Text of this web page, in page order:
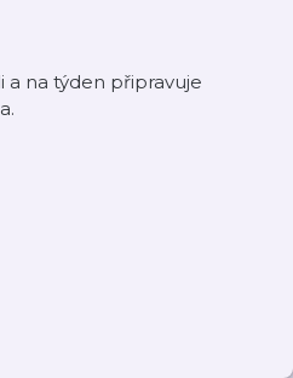
a na týden připravuje